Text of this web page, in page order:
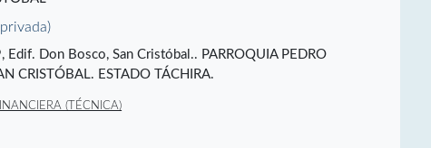
Don Bosco, San Cristóbal.. PARROQUIA PEDRO
CRISTÓBAL. ESTADO TÁCHIRA.
(TÉCNICA)